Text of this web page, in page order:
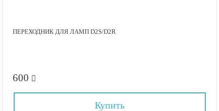
ПЕРЕХОДНИК ДЛЯ ЛАМП D2S/D2R
600
Купить